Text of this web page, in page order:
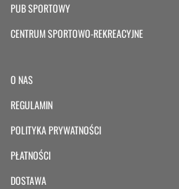
PUB SPORTOWY
CENTRUM SPORTOWO-REKREACYJNE
O NAS
REGULAMIN
POLITYKA PRYWATNOŚCI
PŁATNOŚCI
DOSTAWA